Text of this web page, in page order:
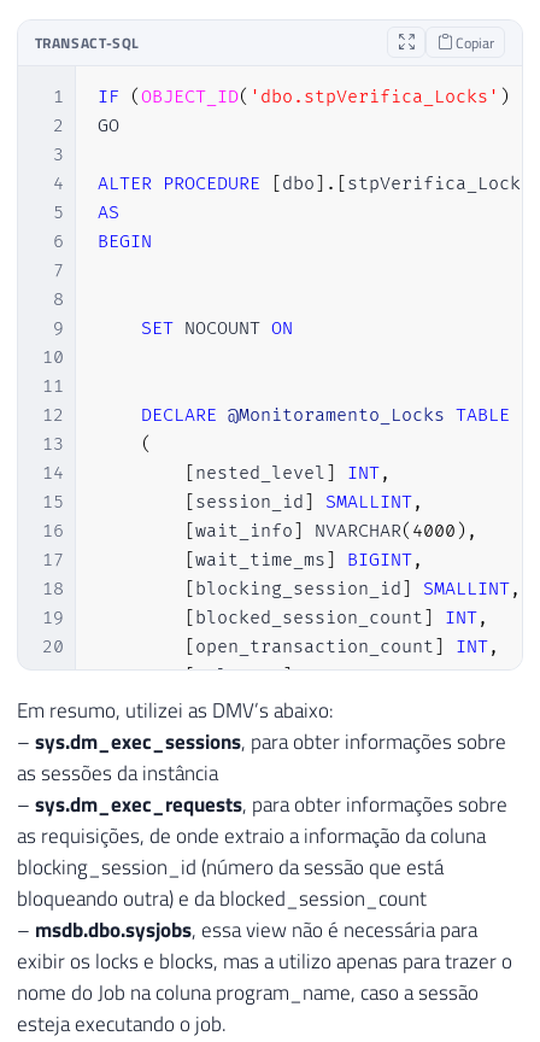
TRANSACT-SQL Copiar
1
2
3
4
5
6
7
8
9
10
11
12
13
14
15
16
17
18
19
20
21
22
23
26
27
28
29
30
31
32
33
IF (OBJECT_ID( 'dbo.stpVerifica_Locks' )
GO
ALTER PROCEDURE [dbo] . [stpVerifica_Locks
AS
BEGIN
SET NOCOUNT ON
DECLARE @Monitoramento_Locks TABLE
(
[nested_level] INT,
[session_id] SMALLINT,
[wait_info] NVARCHAR( 4000 ) ,
[wait_time_ms] BIGINT,
[blocking_session_id] SMALLINT,
[blocked_session_count] INT,
[open_transaction_count] INT,
[sql_text] XML,
[sql_command] XML
[total_elapsed_time] INT,
deadlock_priority
transaction_isolation_level
[last_request_start_time ]
[login_name ] NVARCHAR(128),
[nt_user_name] NVARCHAR(128
[ original_login_name] NVARCHAR
[host_name ] NVARCHAR(128),
[program_name] NVARCHAR(128)
)
Em resumo, utilizei as DMV’s abaixo:
–sys.dm_exec_sessions, para obter informações sobre
as sessões da instância
–sys.dm_exec_requests, para obter informações sobre
as requisições, de onde extraio a informação da coluna
blocking_session_id (número da sessão que está
bloqueando outra) e da blocked_session_count
– msdb.dbo.sysjobs, essa view não é necessária para
exibir os locks e blocks, mas a utilizo apenas para trazer o
nome do Job na coluna program_name, caso a sessão
esteja executando o job.